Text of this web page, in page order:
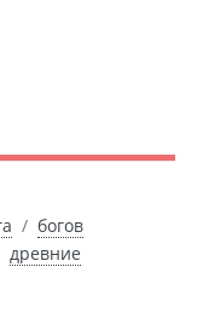
богов
древние